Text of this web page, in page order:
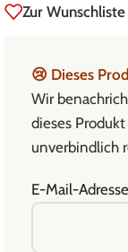
Zur
😢 Dieses
Wir
dieses
unverbindlich
E-Mail-Adresse